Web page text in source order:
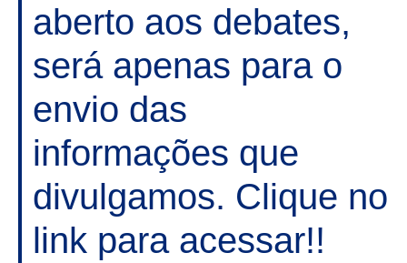
aberto aos debates,
será apenas para o
envio das
informações que
divulgamos. Clique no
link para acessar!!